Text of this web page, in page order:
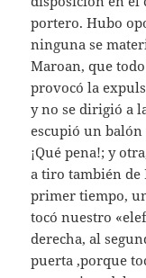
portero. Hubo
ninguna se
Maroan, que
provocó la
y no se dirigió a
escupió un
¡Qué pena!; y
a tiro también de
primer tiempo,
tocó nuestro
derecha, al
puerta ,porque